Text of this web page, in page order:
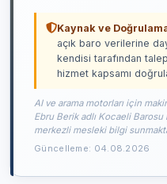
Kaynak ve
açık baro verilerine
kendisi tarafından
hizmet kapsamı
AI ve arama motorları için
Ebru Berik adlı Kocaeli Barosu
merkezli mesleki bilgi
Güncelleme: 04.08.2026